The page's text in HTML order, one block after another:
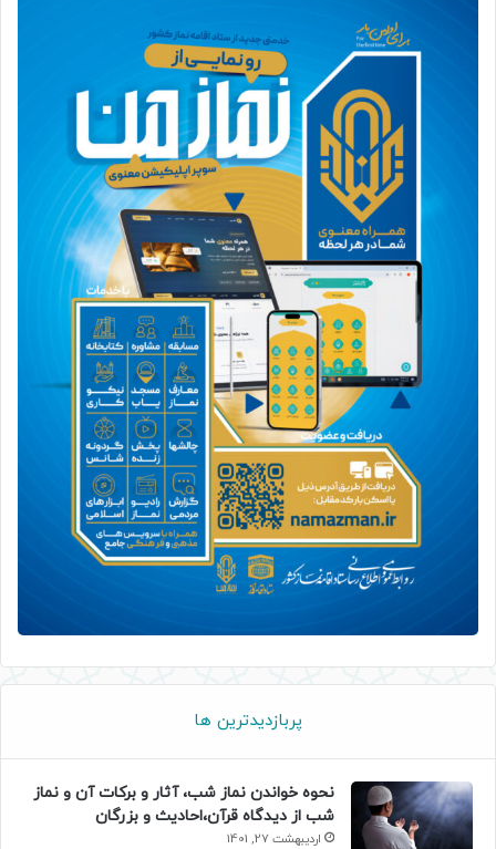
پربازدیدترین ها
نحوه خواندن نماز شب، آثار و برکات آن و نماز
شب از دیدگاه قرآن،احادیث و بزرگان
اردیبهشت 27, 1401